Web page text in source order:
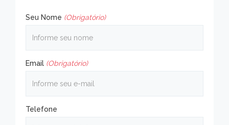
Seu Nome (Obrigatório)
Email (Obrigatório)
Telefone